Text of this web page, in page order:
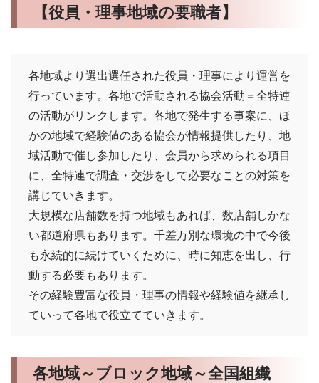
【役員・理事地域の要職者】
各地域より選出選任された役員・理事により運営を
行っています。各地で活動される協会活動＝全特連
の活動がリンクします。各地で発生する事案に、ほ
かの地域で経験値のある協会が情報提供したり、地
域活動で催し参加したり、会員から求められる項目
に、全特連で調査・交渉をして必要なことの対策を
講じていきます。
大規模な店舗数を持つ地域もあれば、数店舗しかな
い都道府県もあります。千差万別な環境の中で今後
も永続的に続けていくために、時に知恵を出し、行
動する必要もあります。
その経験豊富な役員・理事の情報や経験値を継承し
ていって各地で役立てていきます。
各地域～ブロック地域～全国組織